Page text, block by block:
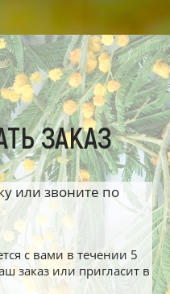
ЗАКАЗ
или звоните по
с вами в течении 5
заказ или пригласит в